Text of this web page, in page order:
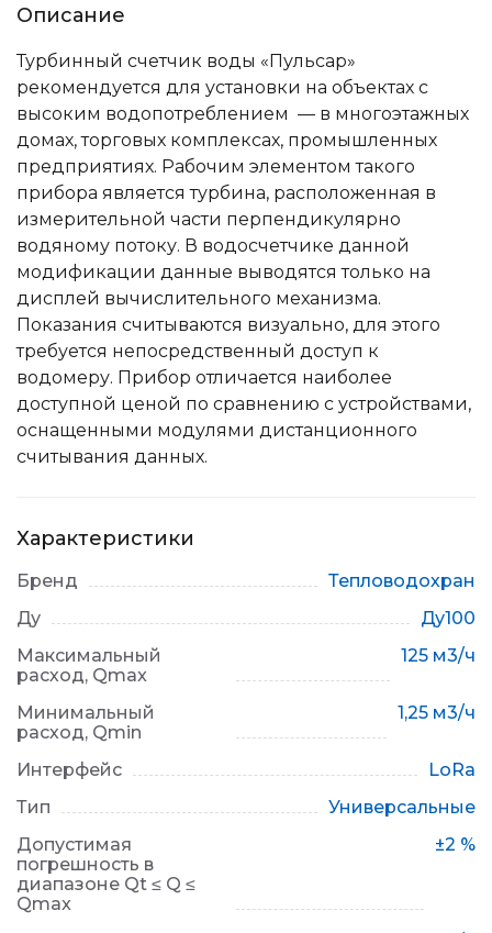
Описание
Турбинный счетчик воды «Пульсар»
рекомендуется для установки на объектах с
высоким водопотреблением — в многоэтажных
домах, торговых комплексах, промышленных
предприятиях. Рабочим элементом такого
прибора является турбина, расположенная в
измерительной части перпендикулярно
водяному потоку. В водосчетчике данной
модификации данные выводятся только на
дисплей вычислительного механизма.
Показания считываются визуально, для этого
требуется непосредственный доступ к
водомеру. Прибор отличается наиболее
доступной ценой по сравнению с устройствами,
оснащенными модулями дистанционного
считывания данных.
Характеристики
Бренд
Тепловодохран
Ду
Ду100
Максимальный
расход, Qmax
125 м3/ч
Минимальный
расход, Qmin
1,25 м3/ч
Интерфейс
LoRa
Тип
Универсальные
Допустимая
погрешность в
диапазоне Qt ≤ Q ≤
Qmax
±2 %